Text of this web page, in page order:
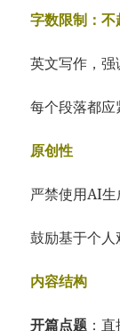
字数限制：
英文写作，强
每个段落都应
原创性
严禁使用AI生
鼓励基于个人
内容结构
开篇点题 ：